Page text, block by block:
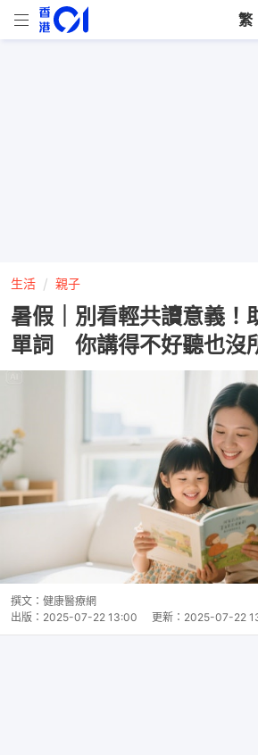
繁
生活 親子
暑假｜別看輕共讀意義！
單詞 你講得不好聽也沒
撰文： 健康醫療網
出版： 2025-07-22 13:00 更新： 2025-07-22